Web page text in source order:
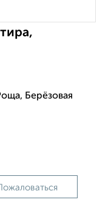
Берёзовая